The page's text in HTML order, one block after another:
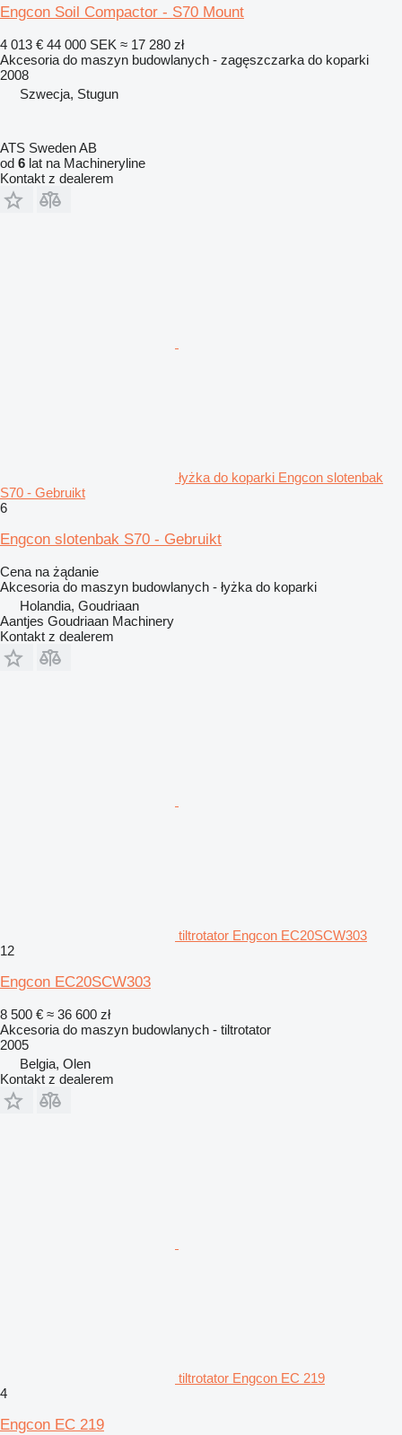
Engcon Soil Compactor - S70 Mount
4 013 € 44 000 SEK ≈ 17 280 zł
Akcesoria do maszyn budowlanych - zagęszczarka do koparki
2008
Szwecja, Stugun
ATS Sweden AB
od 6 lat na Machineryline
Kontakt z dealerem
łyżka do koparki Engcon slotenbak
S70 - Gebruikt
6
Engcon slotenbak S70 - Gebruikt
Cena na żądanie
Akcesoria do maszyn budowlanych - łyżka do koparki
Holandia, Goudriaan
Aantjes Goudriaan Machinery
Kontakt z dealerem
tiltrotator Engcon EC20SCW303
12
Engcon EC20SCW303
8 500 € ≈ 36 600 zł
Akcesoria do maszyn budowlanych - tiltrotator
2005
Belgia, Olen
Kontakt z dealerem
tiltrotator Engcon EC 219
4
Engcon EC 219